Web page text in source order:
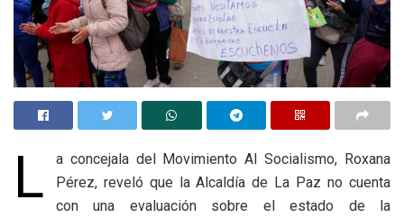
L
a concejala del Movimiento Al Socialismo, Roxana
Pérez, reveló que la Alcaldía de La Paz no cuenta
con una evaluación sobre el estado de la